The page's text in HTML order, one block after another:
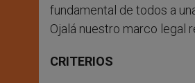
fundamental de todos a
Ojalá nuestro marco legal
CRITERIOS